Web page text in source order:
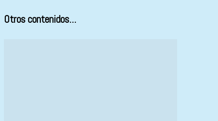
Otros contenidos...